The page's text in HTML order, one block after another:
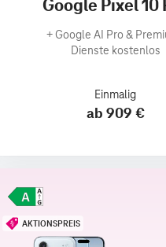
Google Pixel 10
+Google AI Pro &
Dienste kostenlos
Einmalig
ab 909 €
AKTIONSPREIS